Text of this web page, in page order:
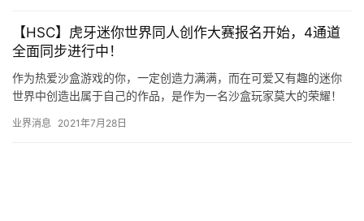
【HSC】虎牙迷你世界同人创作大赛报名开始，4通道
全面同步进行中！
作为热爱沙盒游戏的你，一定创造力满满，而在可爱又有趣的迷你
世界中创造出属于自己的作品，是作为一名沙盒玩家莫大的荣耀！
等你…
业界消息 2021年7月28日